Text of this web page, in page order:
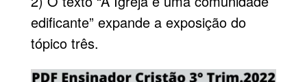
edificante” expande a exposição do
tópico três.